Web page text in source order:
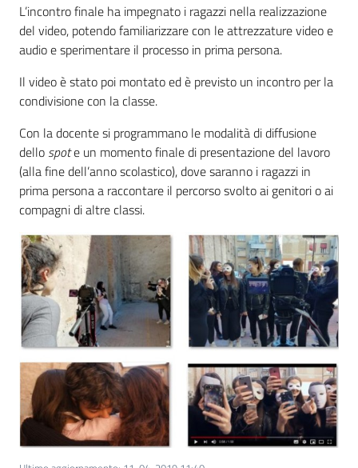
L’incontro finale ha impegnato i ragazzi nella realizzazione
del video, potendo familiarizzare con le attrezzature video e
audio e sperimentare il processo in prima persona.
Il video è stato poi montato ed è previsto un incontro per la
condivisione con la classe.
Con la docente si programmano le modalità di diffusione
dello spote un momento finale di presentazione del lavoro
(alla fine dell’anno scolastico), dove saranno i ragazzi in
prima persona a raccontare il percorso svolto ai genitori o ai
compagni di altre classi.